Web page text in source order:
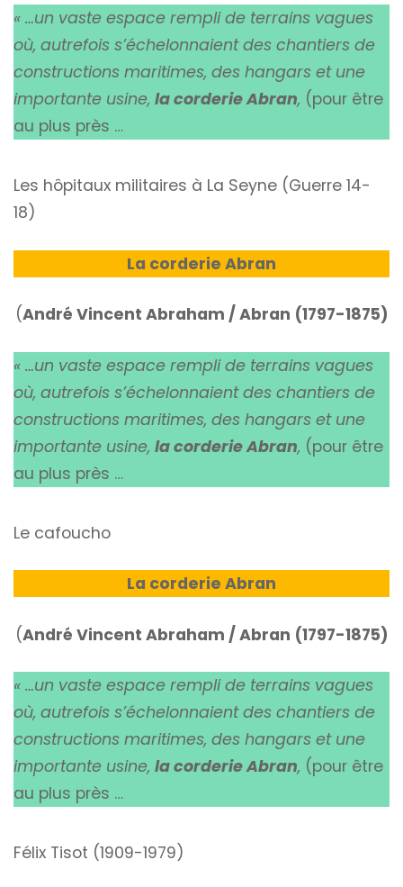
« …un vaste espace rempli de terrains vagues
où, autrefois s’échelonnaient des chantiers de
constructions maritimes, des hangars et une
importante usine, la corderie Abran, (pour être
au plus près …
Les hôpitaux militaires à La Seyne (Guerre 14-
18)
La corderie Abran
(André Vincent Abraham / Abran (1797-1875)
« …un vaste espace rempli de terrains vagues
où, autrefois s’échelonnaient des chantiers de
constructions maritimes, des hangars et une
importante usine, la corderie Abran, (pour être
au plus près …
Le cafoucho
La corderie Abran
(André Vincent Abraham / Abran (1797-1875)
« …un vaste espace rempli de terrains vagues
où, autrefois s’échelonnaient des chantiers de
constructions maritimes, des hangars et une
importante usine, la corderie Abran, (pour être
au plus près …
Félix Tisot (1909-1979)